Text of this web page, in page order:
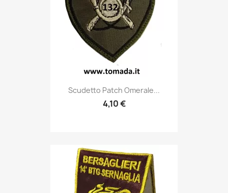
Anteprima
Scudetto Patch Omerale...
4,10 €